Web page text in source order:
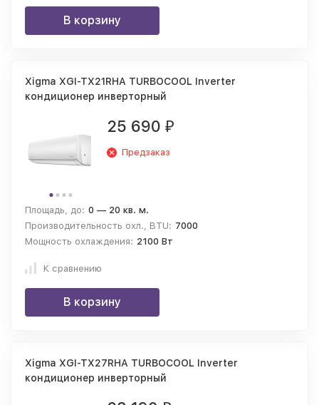
В корзину
Xigma XGI-TX21RHA TURBOCOOL Inverter
кондиционер инверторный
25 690 ₽
Предзаказ
Площадь, до: 0 — 20 кв. м.
Производительность охл., BTU: 7000
Мощность охлаждения: 2100 Вт
К сравнению
В корзину
Xigma XGI-TX27RHA TURBOCOOL Inverter
кондиционер инверторный